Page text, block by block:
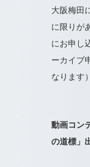
大阪梅田
に限りが
にお申し
ーカイブ
なります
動画コン
の道標」